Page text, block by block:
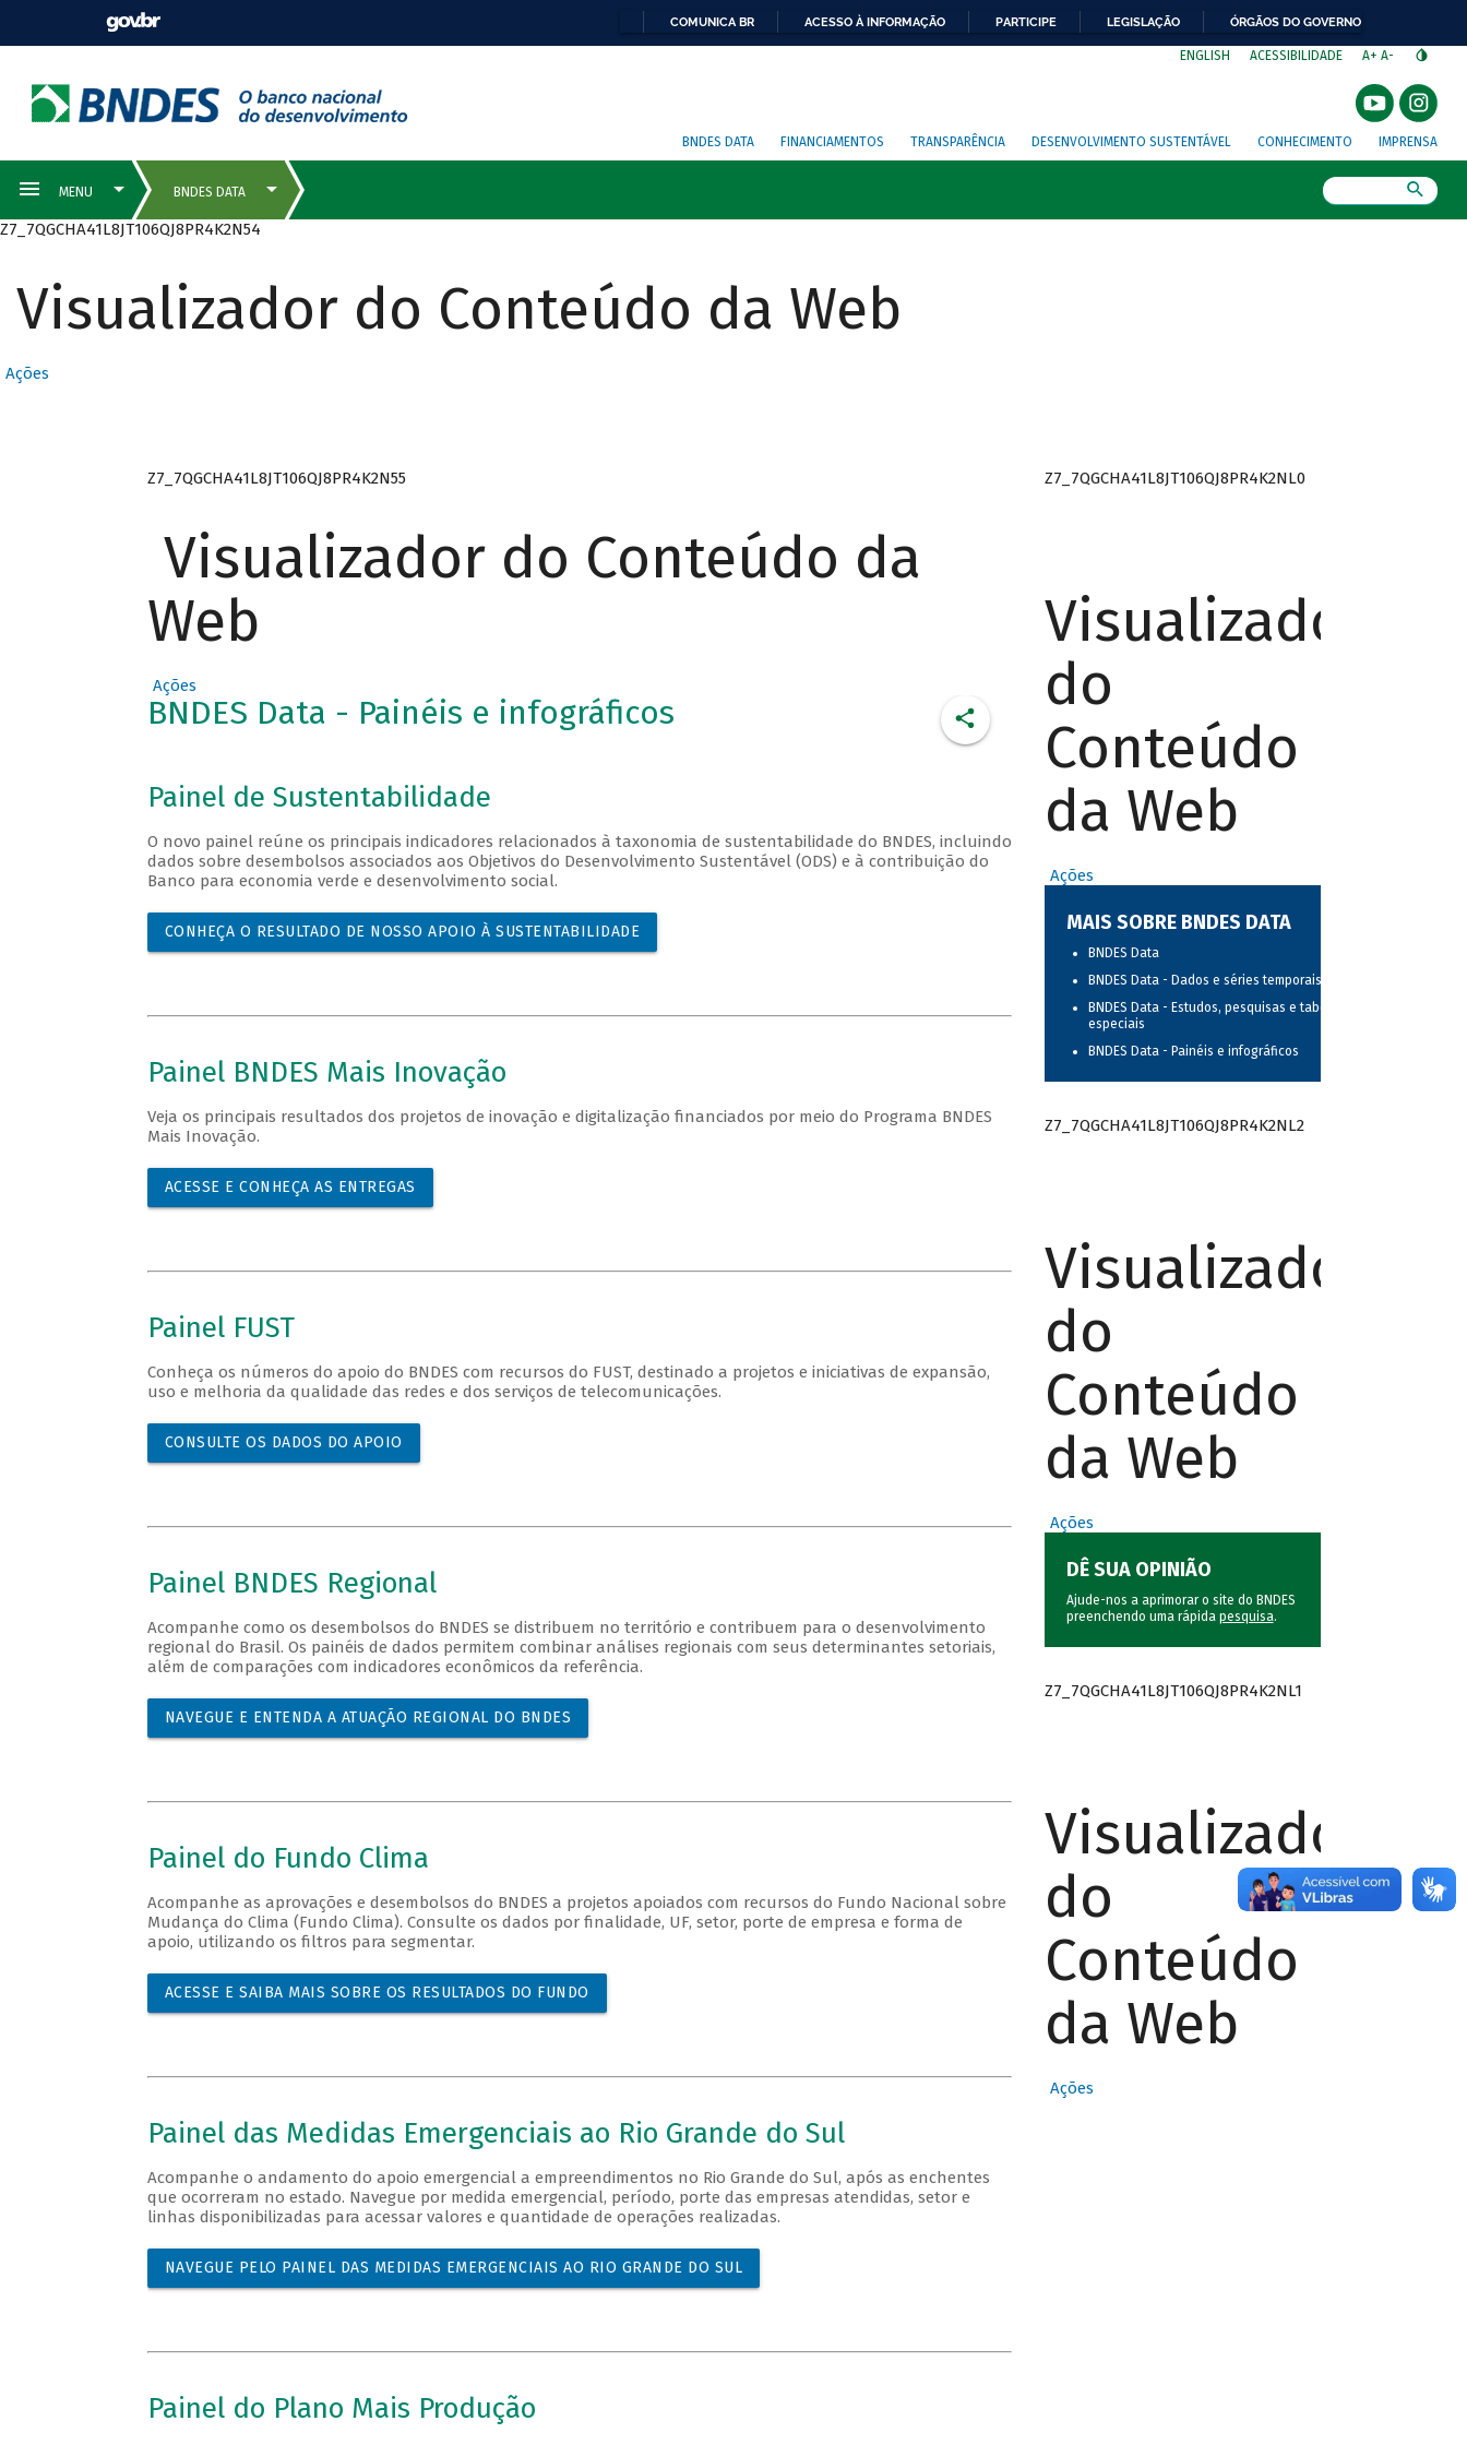
COMUNICA BR ACESSO À INFORMAÇÃO PARTICIPE LEGISLAÇÃO ÓRGÃOS DO GOVERNO
ENGLISH ACESSIBILIDADE A+ A-
BNDES DATA FINANCIAMENTOS TRANSPARÊNCIA DESENVOLVIMENTO SUSTENTÁVEL CONHECIMENTO IMPRENSA
Z7_7QGCHA41L8JT106QJ8PR4K2N54
Visualizador do Conteúdo da Web
Ações
Z7_7QGCHA41L8JT106QJ8PR4K2N55
Visualizador do Conteúdo da
Web
Ações
BNDES Data - Painéis e infográficos
Painel de Sustentabilidade
O novo painel reúne os principais indicadores relacionados à taxonomia de sustentabilidade do BNDES, incluindo
dados sobre desembolsos associados aos Objetivos do Desenvolvimento Sustentável (ODS) e à contribuição do
Banco para economia verde e desenvolvimento social.
CONHEÇA O RESULTADO DE NOSSO APOIO À SUSTENTABILIDADE
Painel BNDES Mais Inovação
Veja os principais resultados dos projetos de inovação e digitalização financiados por meio do Programa BNDES
Mais Inovação.
ACESSE E CONHEÇA AS ENTREGAS
Painel FUST
Conheça os números do apoio do BNDES com recursos do FUST, destinado a projetos e iniciativas de expansão,
uso e melhoria da qualidade das redes e dos serviços de telecomunicações.
CONSULTE OS DADOS DO APOIO
Painel BNDES Regional
Acompanhe como os desembolsos do BNDES se distribuem no território e contribuem para o desenvolvimento
regional do Brasil. Os painéis de dados permitem combinar análises regionais com seus determinantes setoriais,
além de comparações com indicadores econômicos da referência.
NAVEGUE E ENTENDA A ATUAÇÃO REGIONAL DO BNDES
Painel do Fundo Clima
Acompanhe as aprovações e desembolsos do BNDES a projetos apoiados com recursos do Fundo Nacional sobre
Mudança do Clima (Fundo Clima). Consulte os dados por finalidade, UF, setor, porte de empresa e forma de
apoio, utilizando os filtros para segmentar.
ACESSE E SAIBA MAIS SOBRE OS RESULTADOS DO FUNDO
Painel das Medidas Emergenciais ao Rio Grande do Sul
Acompanhe o andamento do apoio emergencial a empreendimentos no Rio Grande do Sul, após as enchentes
que ocorreram no estado. Navegue por medida emergencial, período, porte das empresas atendidas, setor e
linhas disponibilizadas para acessar valores e quantidade de operações realizadas.
NAVEGUE PELO PAINEL DAS MEDIDAS EMERGENCIAIS AO RIO GRANDE DO SUL
Painel do Plano Mais Produção
Z7_7QGCHA41L8JT106QJ8PR4K2NL0
Visualizador
do
Conteúdo
da Web
Ações
MAIS SOBRE BNDES DATA
BNDES Data
BNDES Data - Dados e séries temporais
BNDES Data - Estudos, pesquisas e tabelas
especiais
BNDES Data - Painéis e infográficos
Z7_7QGCHA41L8JT106QJ8PR4K2NL2
Visualizador
do
Conteúdo
da Web
Ações
DÊ SUA OPINIÃO
Ajude-nos a aprimorar o site do BNDES
preenchendo uma rápida pesquisa.
Z7_7QGCHA41L8JT106QJ8PR4K2NL1
Visualizador
do
Conteúdo
da Web
Ações